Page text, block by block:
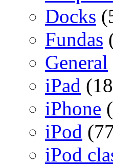
Docks
Fundas
General
iPad
iPhone
iPod
iPod